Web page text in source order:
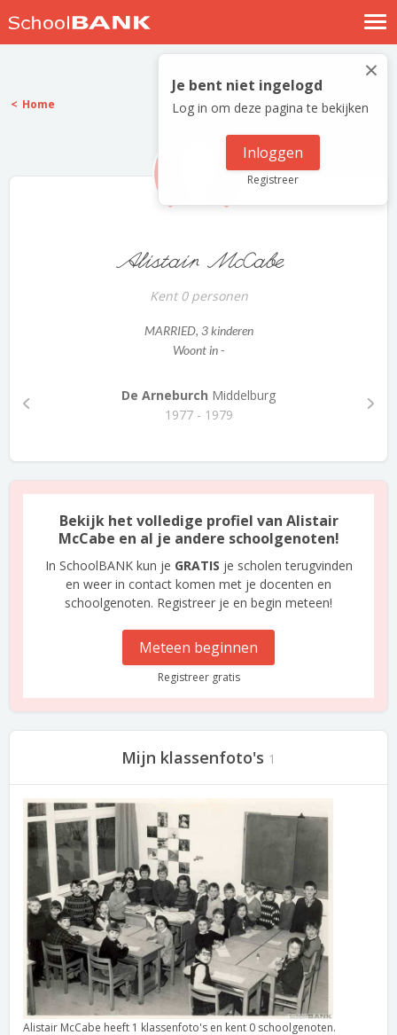
Nostalgische verhalen
Log in
Meld je gratis aan
×
Je bent niet ingelogd
Log in om deze pagina te bekijken
Inloggen
Registreer
Home
Alistair McCabe
Kent 0 personen
MARRIED, 3 kinderen
Woont in -
De Arneburch Middelburg
1977 - 1979
Bekijk het volledige profiel van Alistair
McCabe en al je andere schoolgenoten!
In SchoolBANK kun je GRATIS je scholen terugvinden
en weer in contact komen met je docenten en
schoolgenoten. Registreer je en begin meteen!
Meteen beginnen
Registreer gratis
Mijn klassenfoto's 1
Alistair McCabe heeft 1 klassenfoto's en kent 0 schoolgenoten.